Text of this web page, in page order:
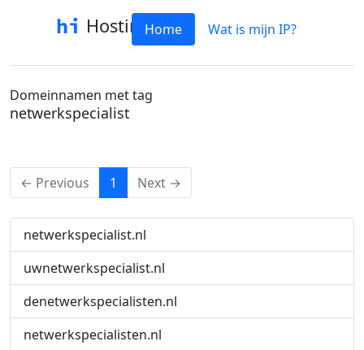
HostinfoHome Wat is mijn IP?
Domeinnamen met tag
netwerkspecialist
← Previous 1 (current)
Next →
netwerkspecialist.nl
uwnetwerkspecialist.nl
denetwerkspecialisten.nl
netwerkspecialisten.nl